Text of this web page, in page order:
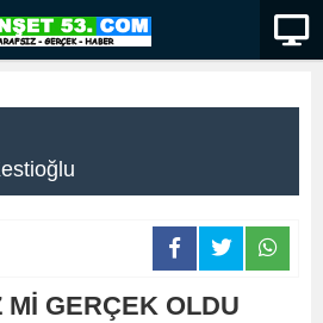
Mİ GERÇEK OLDU